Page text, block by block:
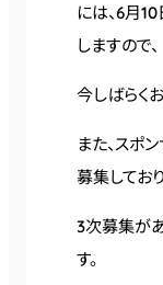
には、6月
しますので、
今しばらく
また、スポ
募集してお
3次募集が
す。